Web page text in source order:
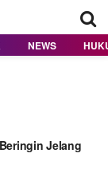
NEWS
Jelang